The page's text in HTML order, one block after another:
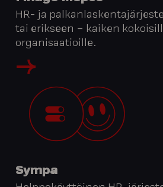
HR- ja
tai erikseen – kaiken
organisaatioille.
Sympa